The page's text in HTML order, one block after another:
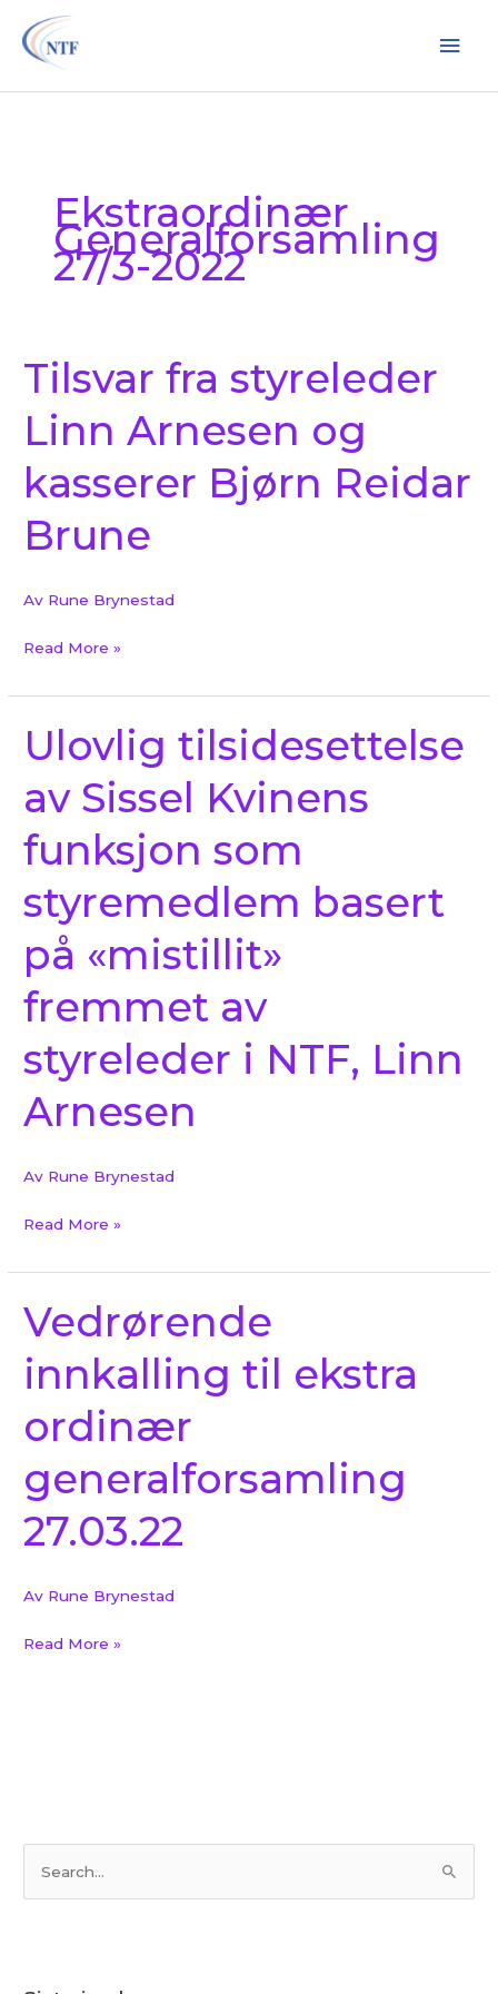
rett
innholdet
Ekstraordinær
Generalforsamling
27/3-2022
Tilsvar fra styreleder
Linn Arnesen og
kasserer Bjørn Reidar
Brune
Av Rune Brynestad
Tilsvar
fra
styreleder
Linn
Arnesen
og
kasserer
Bjørn
Brune
Read More »
Ulovlig tilsidesettelse
av Sissel Kvinens
funksjon som
styremedlem basert
på «mistillit»
fremmet av
styreleder i NTF, Linn
Arnesen
Av Rune Brynestad
Ulovlig
tilsidesettelse
Sissel
Kvinens
funksjon
som
styremedlem
basert
på
«mistillit»
fremmet
av
styreleder
Arnesen
Read More »
Vedrørende
innkalling til ekstra
ordinær
generalforsamling
27.03.22
Av Rune Brynestad
Vedrørende
innkalling
til
ekstra
ordinær
generalforsamling
27.03.22
Read More »